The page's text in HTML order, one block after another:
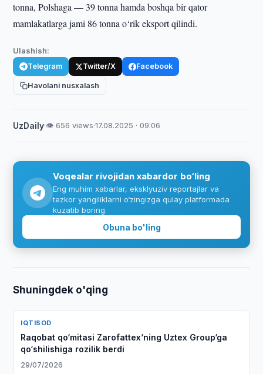
tonna, Polshaga — 39 tonna hamda boshqa bir qator
mamlakatlarga jami 86 tonna o‘rik eksport qilindi.
Ulashish:
Telegram Twitter/X Facebook
Havolani nusxalash
UzDaily·👁 656 views·17.08.2025 · 09:06
Voqealar rivojidan xabardor bo‘ling
Eng muhim xabarlar, eksklyuziv reportajlar va
tezkor yangiliklarni o‘zingizga qulay platformada
kuzatib boring.
Obuna bo'ling
Shuningdek o'qing
IQTISOD
Raqobat qo‘mitasi Zarofattex‘ning Uztex Group‘ga
qo‘shilishiga rozilik berdi
29/07/2026